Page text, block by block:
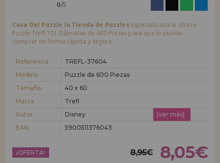
nuevo distribuidor
¿Eres Profesional o Empresa?. ¿Quieres vender en tu negocio
condiciones de ventas con descuentos especiales para la distribución.
¡Adelante! Te estábamos esperando.
0/5
Casa Del Puzzle la Tienda de Puzzles Especializada le ofrece
Puzzle Trefl 101 Dálmatas de 600 Piezas para que lo pueda
comprar de forma rápida y segura.
Referencia
TREFL-37604
Modelo
Puzzle de 600 Piezas
Tamaño
40 x 60
Marca
Trefl
Autor
Disney
(ver más)
EAN
5900511376043
¡OFERTA! 8,95€ 8,05€